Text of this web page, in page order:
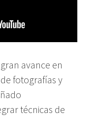
avance en
fotografías y
técnicas de